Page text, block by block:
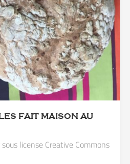
FAIT MAISON AU
license Creative Commons